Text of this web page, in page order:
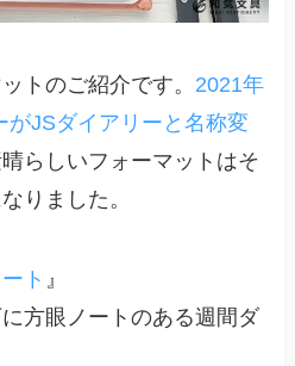
トのご紹介です。 2021年
がJSダイアリーと名称変
らしいフォーマットはそ
りました。
ト 』
方眼ノートのある週間ダ